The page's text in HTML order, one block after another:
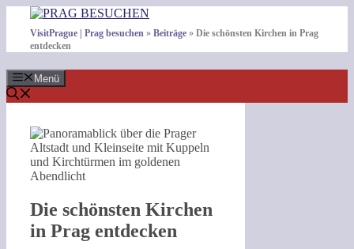
Inhalt
springen
VisitPrague | Prag besuchen » Beiträge » Die schönsten Kirchen in Prag
entdecken
Menü
Die schönsten Kirchen
in Prag entdecken